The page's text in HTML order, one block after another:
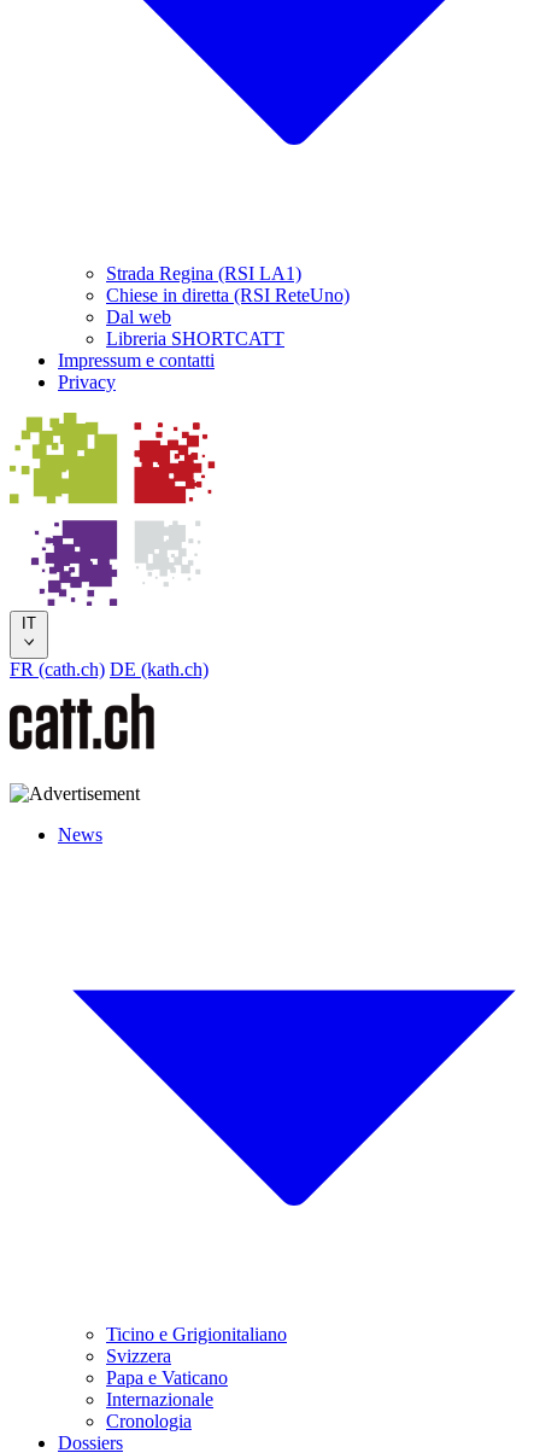
Strada Regina (RSI LA1)
Chiese in diretta (RSI ReteUno)
Dal web
Libreria SHORTCATT
Impressum e contatti
Privacy
IT
FR (cath.ch) DE (kath.ch)
News
Ticino e Grigionitaliano
Svizzera
Papa e Vaticano
Internazionale
Cronologia
Dossiers